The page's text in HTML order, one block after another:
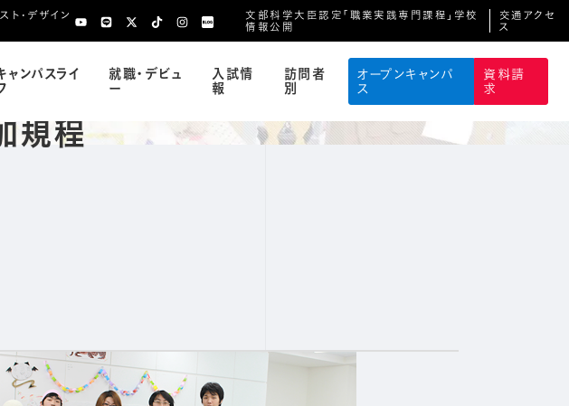
ト・デザイン
文部科学大臣認定「職業実践専門課程」学校
情報公開
交通アクセ
ス
ャンパスライ
就職・デビュ
ー
入試情
報
訪問者
別
オープンキャンパ
ス
資料請
求
規程